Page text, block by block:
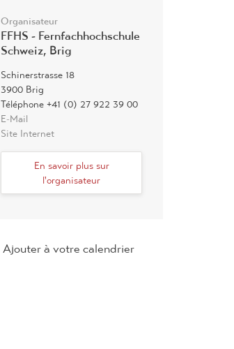
Organisateur
FFHS - Fernfachhochschule
Schweiz, Brig
Schinerstrasse 18
3900 Brig
Téléphone +41 (0) 27 922 39 00
E-Mail
Site Internet
En savoir plus sur
l'organisateur
Ajouter à votre calendrier